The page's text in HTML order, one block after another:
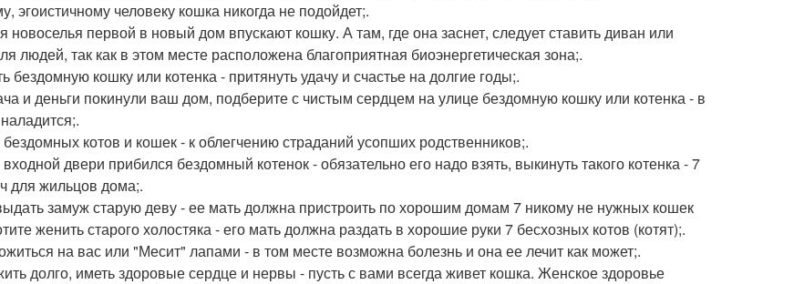
эгоистичному человеку кошка никогда не подойдет;.
новоселья первой в новый дом впускают кошку. А там, где она заснет, следует ставить диван или
людей, так как в этом месте расположена благоприятная биоэнергетическая зона;.
бездомную кошку или котенка - притянуть удачу и счастье на долгие годы;.
и деньги покинули ваш дом, подберите с чистым сердцем на улице бездомную кошку или котенка - в
котов и кошек - к облегчению страданий усопших родственников;.
двери прибился бездомный котенок - обязательно его надо взять, выкинуть такого котенка - 7
для жильцов дома;.
замуж старую деву - ее мать должна пристроить по хорошим домам 7 никому не нужных кошек
женить старого холостяка - его мать должна раздать в хорошие руки 7 бесхозных котов (котят);.
на вас или "Месит" лапами - в том месте возможна болезнь и она ее лечит как может;.
долго, иметь здоровые сердце и нервы - пусть с вами всегда живет кошка. Женское здоровье